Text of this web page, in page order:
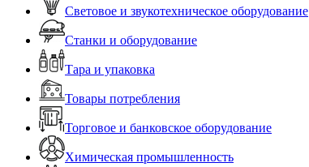
Световое и звукотехническое оборудование
Станки и оборудование
Тара и упаковка
Товары потребления
Торговое и банковское оборудование
Химическая промышленность